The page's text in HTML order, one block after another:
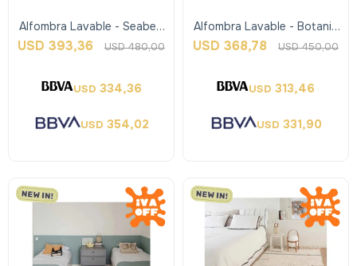
Alfombra Lavable - Seabed
- Lorena Canals
USD 393,36 USD480,00
USD 334,36
USD 354,02
Alfombra Lavable - Botanic
Fantasy - Lorena Canals
USD 368,78 USD450,00
USD 313,46
USD 331,90